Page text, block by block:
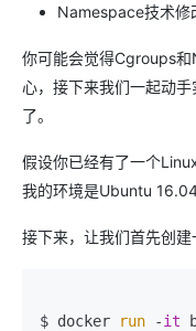
Namespace技术修
你可能会觉得Cgroups
心，接下来我们一起动
了。
假设你已经有了一个
我的环境是Ubuntu
接下来，让我们首先创建
$ docker run -it